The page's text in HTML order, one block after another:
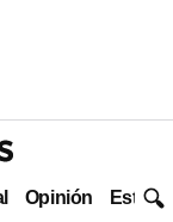
Opinión Estilo